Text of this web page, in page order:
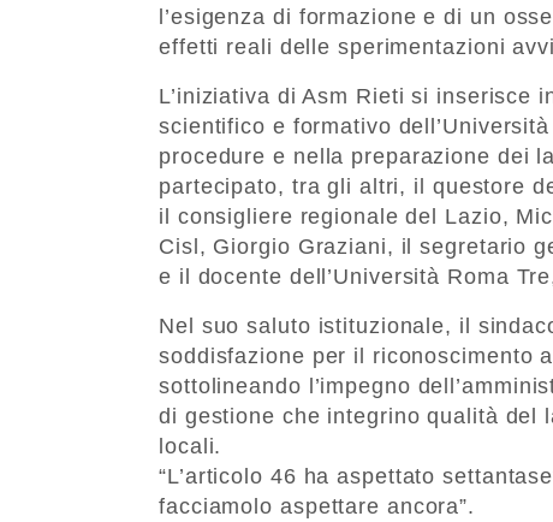
l’esigenza di formazione e di un
effetti reali delle sperimentazioni
L’iniziativa di Asm Rieti si inserisce
scientifico e formativo
procedure e nella preparazione dei
partecipato, tra gli altri, il questore
il consigliere regionale del Lazio,
Cisl, Giorgio Graziani, il segretario
e il docente dell’Università Roma
Nel suo saluto istituzionale, il
soddisfazione per il riconoscimento
sottolineando l’impegno
di gestione che integrino qualità del
locali.
“L’articolo 46 ha aspettato
facciamolo aspettare ancora”.